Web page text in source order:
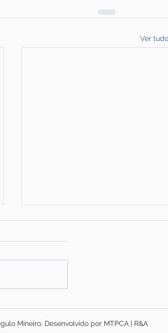
Ver tudo
necessidade de R$ 2,03
Mineiro. Desenvolvido por MTPCA | R&A